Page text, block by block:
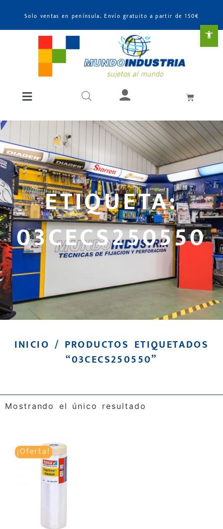
Solo ventas en península. Envío gratuito a partir de 150€
ETIQUETA:
03CECS250550
INICIO / PRODUCTOS ETIQUETADOS
“03CECS250550”
Mostrando el único resultado
¡Oferta!